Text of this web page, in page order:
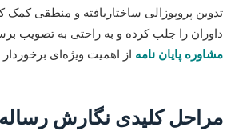
تدوین پروپوزالی ساختاریافته و منطقی کمک
داوران را جلب کرده و به راحتی به تصویب
مشاوره پایان نامه از اهمیت ویژه‌ای
مراحل کلیدی نگارش